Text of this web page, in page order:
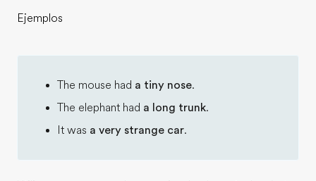
Ejemplos
The mouse had a tiny nose.
The elephant had a long trunk.
It was a very strange car.